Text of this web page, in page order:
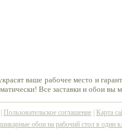
ваше рабочее место и
Все заставки и обои вы
Пользовательское соглашение Карта
шикарные обои на рабочий стол в один